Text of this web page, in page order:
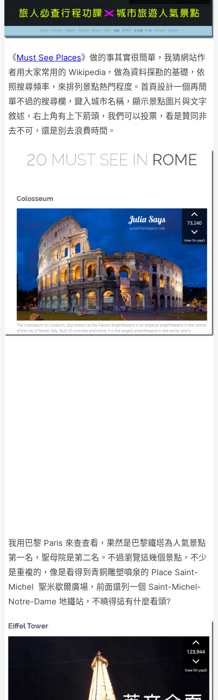
《Must See Places》做的事其實很簡單，我猜網站作
者用大家常用的 Wikipedia，做為資料探勘的基礎，依
照搜尋頻率，來排列景點熱門程度。首頁設計一個再簡
單不過的搜尋欄，鍵入城市名稱，顯示景點圖片與文字
敘述，右上角有上下箭頭，我們可以投票，看是贊同非
去不可，還是別去浪費時間。
我用巴黎 Paris 來查查看，果然是巴黎鐵塔為人氣景點
第一名，聖母院是第二名。不過瀏覽這幾個景點，不少
是重複的，像是看得到青銅雕塑噴泉的 Place Saint-
Michel 聖米歇爾廣場，前面還列一個 Saint-Michel-
Notre-Dame 地鐵站，不曉得這有什麼看頭?